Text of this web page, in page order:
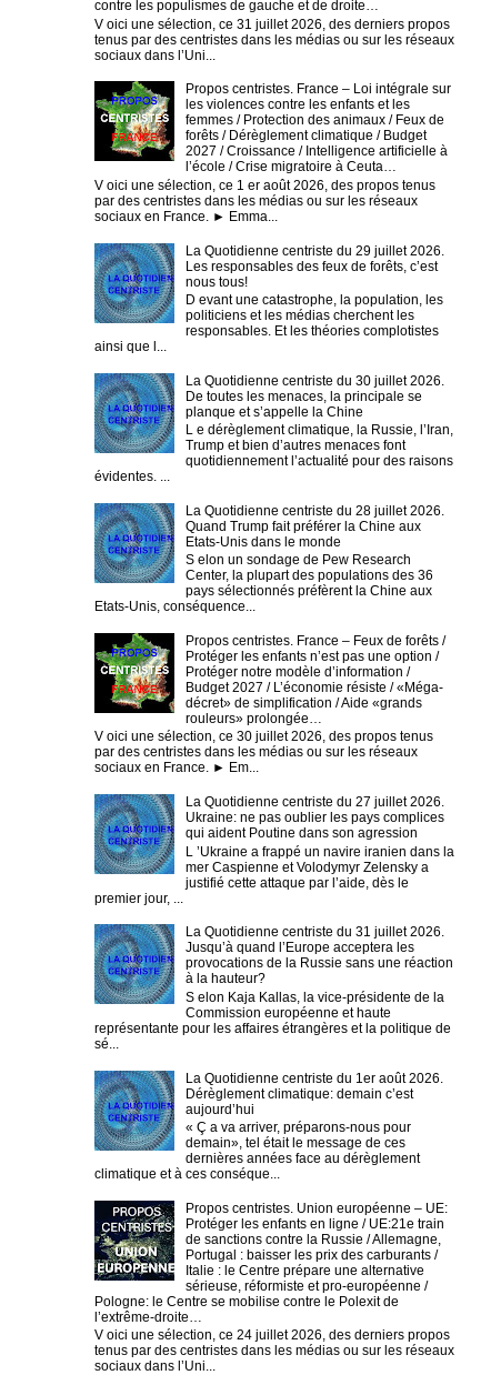
contre les populismes de gauche et de droite…
V oici une sélection, ce 31 juillet 2026, des derniers propos
tenus par des centristes dans les médias ou sur les réseaux
sociaux dans l’Uni...
Propos centristes. France – Loi intégrale sur
les violences contre les enfants et les
femmes / Protection des animaux / Feux de
forêts / Dérèglement climatique / Budget
2027 / Croissance / Intelligence artificielle à
l’école / Crise migratoire à Ceuta…
V oici une sélection, ce 1 er août 2026, des propos tenus
par des centristes dans les médias ou sur les réseaux
sociaux en France. ► Emma...
La Quotidienne centriste du 29 juillet 2026.
Les responsables des feux de forêts, c’est
nous tous!
D evant une catastrophe, la population, les
politiciens et les médias cherchent les
responsables. Et les théories complotistes
ainsi que l...
La Quotidienne centriste du 30 juillet 2026.
De toutes les menaces, la principale se
planque et s’appelle la Chine
L e dérèglement climatique, la Russie, l’Iran,
Trump et bien d’autres menaces font
quotidiennement l’actualité pour des raisons
évidentes. ...
La Quotidienne centriste du 28 juillet 2026.
Quand Trump fait préférer la Chine aux
Etats-Unis dans le monde
S elon un sondage de Pew Research
Center, la plupart des populations des 36
pays sélectionnés préfèrent la Chine aux
Etats-Unis, conséquence...
Propos centristes. France – Feux de forêts /
Protéger les enfants n’est pas une option /
Protéger notre modèle d’information /
Budget 2027 / L’économie résiste / «Méga-
décret» de simplification / Aide «grands
rouleurs» prolongée…
V oici une sélection, ce 30 juillet 2026, des propos tenus
par des centristes dans les médias ou sur les réseaux
sociaux en France. ► Em...
La Quotidienne centriste du 27 juillet 2026.
Ukraine: ne pas oublier les pays complices
qui aident Poutine dans son agression
L ’Ukraine a frappé un navire iranien dans la
mer Caspienne et Volodymyr Zelensky a
justifié cette attaque par l’aide, dès le
premier jour, ...
La Quotidienne centriste du 31 juillet 2026.
Jusqu’à quand l’Europe acceptera les
provocations de la Russie sans une réaction
à la hauteur?
S elon Kaja Kallas, la vice-présidente de la
Commission européenne et haute
représentante pour les affaires étrangères et la politique de
sé...
La Quotidienne centriste du 1er août 2026.
Dérèglement climatique: demain c’est
aujourd’hui
« Ç a va arriver, préparons-nous pour
demain», tel était le message de ces
dernières années face au dérèglement
climatique et à ces conséque...
Propos centristes. Union européenne – UE:
Protéger les enfants en ligne / UE:21e train
de sanctions contre la Russie / Allemagne,
Portugal : baisser les prix des carburants /
Italie : le Centre prépare une alternative
sérieuse, réformiste et pro-européenne /
Pologne: le Centre se mobilise contre le Polexit de
l’extrême-droite…
V oici une sélection, ce 24 juillet 2026, des derniers propos
tenus par des centristes dans les médias ou sur les réseaux
sociaux dans l’Uni...